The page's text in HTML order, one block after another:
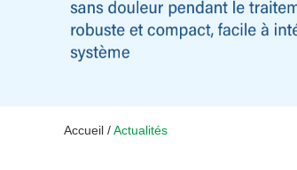
Accueil /Actualités